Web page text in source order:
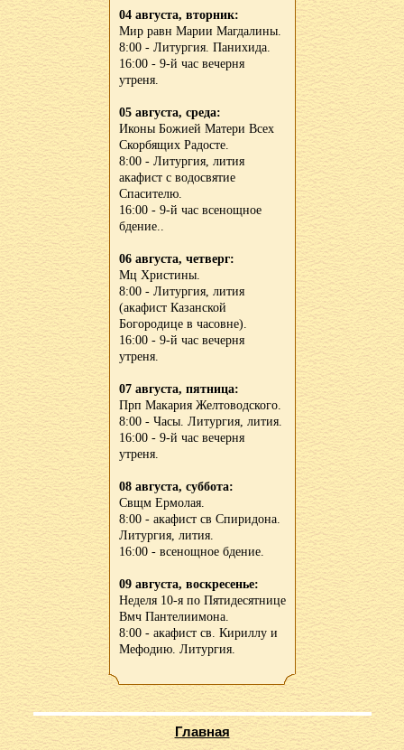
04 августа, вторник:
Мир равн Марии Магдалины.
8:00 - Литургия. Панихида.
16:00 - 9-й час вечерня
утреня.
05 августа, среда:
Иконы Божией Матери Всех
Скорбящих Радосте.
8:00 - Литургия, лития
акафист с водосвятие
Спасителю.
16:00 - 9-й час всенощное
бдение..
06 августа, четверг:
Мц Христины.
8:00 - Литургия, лития
(акафист Казанской
Богородице в часовне).
16:00 - 9-й час вечерня
утреня.
07 августа, пятница:
Прп Макария Желтоводского.
8:00 - Часы. Литургия, лития.
16:00 - 9-й час вечерня
утреня.
08 августа, суббота:
Свщм Ермолая.
8:00 - акафист св Спиридона.
Литургия, лития.
16:00 - всенощное бдение.
09 августа, воскресенье:
Неделя 10-я по Пятидесятнице
Вмч Пантелиимона.
8:00 - акафист св. Кириллу и
Мефодию. Литургия.
Главная